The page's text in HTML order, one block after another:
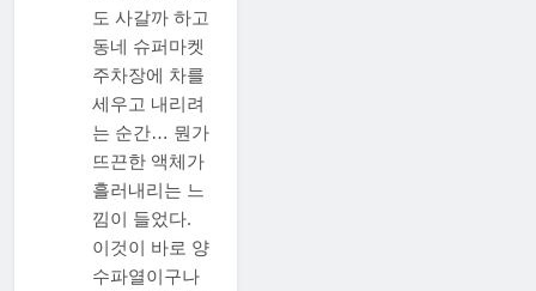
도 사갈까 하고
동네 슈퍼마켓
주차장에 차를
세우고 내리려
는 순간… 뭔가
뜨끈한 액체가
흘러내리는 느
낌이 들었다.
이것이 바로 양
수파열이구나